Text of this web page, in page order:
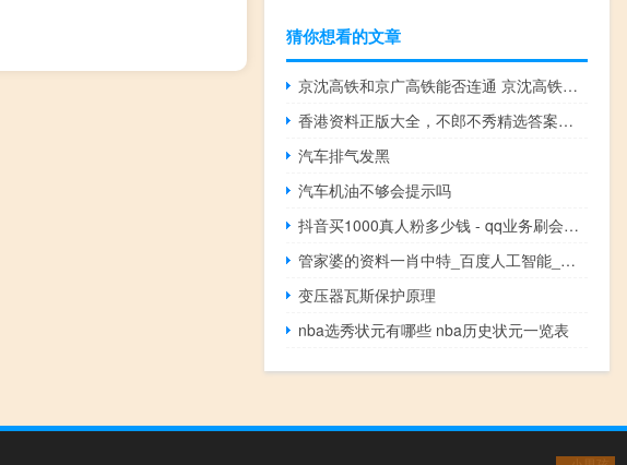
猜你想看的文章
京沈高铁和京广高铁能否连通 京沈高铁最新消息今日
香港资料正版大全，不郎不秀精选答案落实_网页版1.4
汽车排气发黑
汽车机油不够会提示吗
抖音买1000真人粉多少钱 - qq业务刷会员网站
管家婆的资料一肖中特_百度人工智能_安卓版636.64.98
变压器瓦斯保护原理
nba选秀状元有哪些 nba历史状元一览表